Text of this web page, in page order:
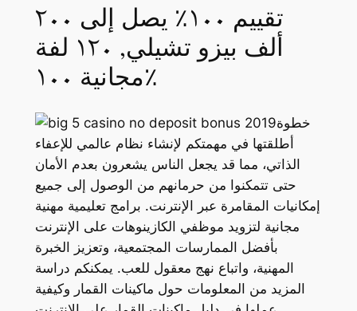
تقييم ١٠٠٪ يصل إلى ٢٠٠
ألف بيزو تشيلي, ١٢٠ لفة
مجانية ١٠٠٪
خطوة
أطلقتها في مهمتكم لإنشاء نظام عالمي للإعفاء
الذاتي، مما قد يجعل الناس يشعرون بعدم الأمان
حتى تتمكنوا من حرمانهم من الوصول إلى جميع
إمكانيات المقامرة عبر الإنترنت. برامج تعليمية مهنية
مجانية لتزويد موظفي الكازينوهات على الإنترنت
بأفضل الممارسات المجتمعية، وتعزيز الخبرة
المهنية، واتباع نهج معقول للعب. يمكنكم دراسة
المزيد من المعلومات حول ماكينات القمار وكيفية